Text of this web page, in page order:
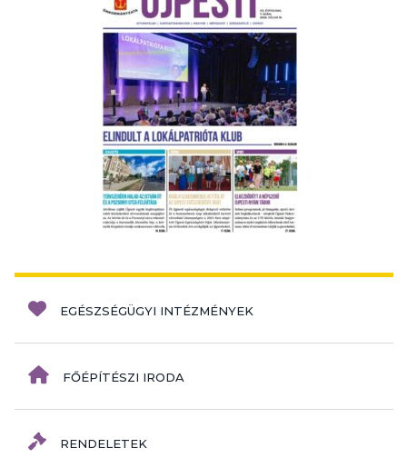
EGÉSZSÉGÜGYI INTÉZMÉNYEK
FŐÉPÍTÉSZI IRODA
RENDELETEK